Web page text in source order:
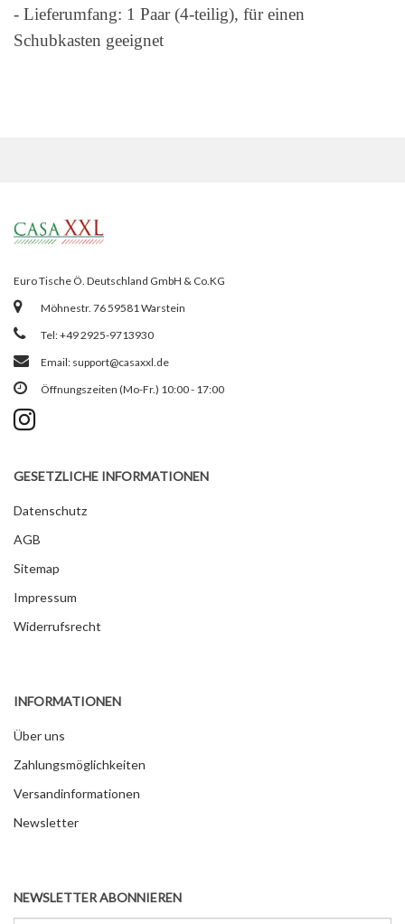
- Lieferumfang: 1 Paar (4-teilig), für einen
Schubkasten geeignet
Euro Tische Ö. Deutschland GmbH & Co.KG
Möhnestr. 76 59581 Warstein
Tel: +49 2925-9713930
Email: support@casaxxl.de
Öffnungszeiten (Mo-Fr.) 10:00 - 17:00
GESETZLICHE INFORMATIONEN
Datenschutz
AGB
Sitemap
Impressum
Widerrufsrecht
INFORMATIONEN
Über uns
Zahlungsmöglichkeiten
Versandinformationen
Newsletter
NEWSLETTER ABONNIEREN